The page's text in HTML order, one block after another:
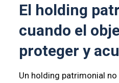
El holding
cuando el
proteger y
Un holding patrimonial